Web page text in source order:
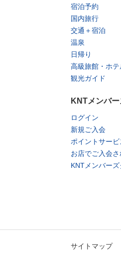
宿泊予約
国内旅行
交通＋宿泊
温泉
日帰り
高級旅館・ホテ
観光ガイド
KNTメンバ
ログイン
新規ご入会
ポイントサービ
お店でご入会
KNTメンバー
サイトマップ